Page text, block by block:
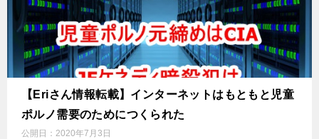
【Eriさん情報転載】インターネットはもともと児童
ポルノ需要のためにつくられた
公開日： 2020年7月3日